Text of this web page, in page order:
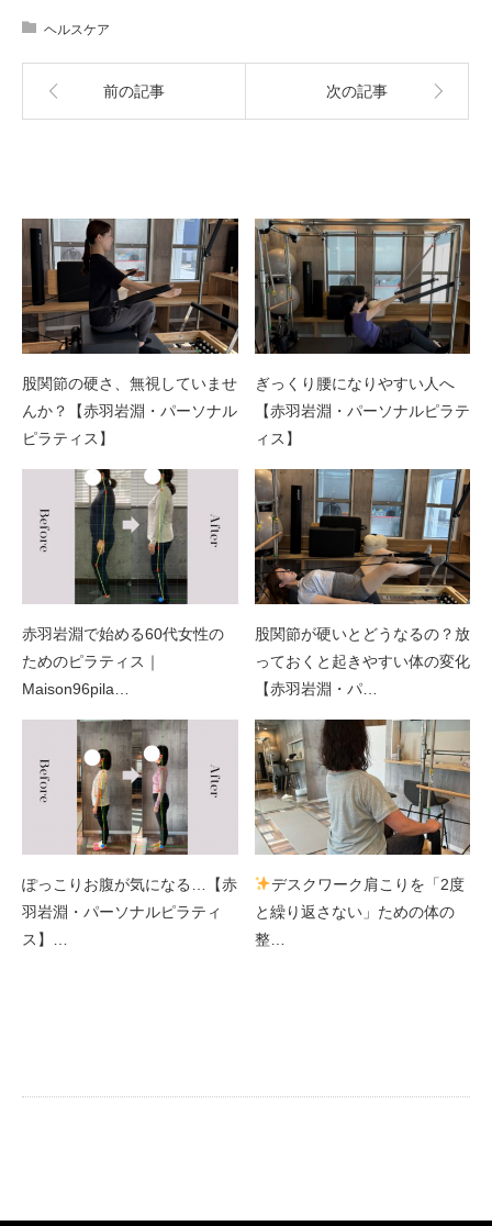
ヘルスケア
前の記事 次の記事
股関節の硬さ、無視していませ
んか？【赤羽岩淵・パーソナル
ピラティス】
ぎっくり腰になりやすい人へ
【赤羽岩淵・パーソナルピラテ
ィス】
赤羽岩淵で始める60代女性の
ためのピラティス｜
Maison96pila…
股関節が硬いとどうなるの？放
っておくと起きやすい体の変化
【赤羽岩淵・パ…
ぽっこりお腹が気になる…【赤
羽岩淵・パーソナルピラティ
ス】…
デスクワーク肩こりを「2度
と繰り返さない」ための体の
整…